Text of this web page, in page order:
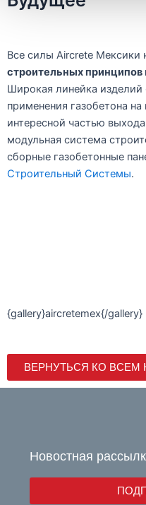
Все силы Aircrete Мексики
строительных
Широкая линейка
применения газобетона
интересной частью
модульная система
сборные газобетонные
Строительный Системы.
{gallery}aircretemex{/gallery}
ВЕРНУТЬСЯ КО ВСЕМ
Новостная